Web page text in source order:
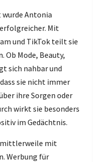
wurde Antonia
Mit
und TikTok teilt sie
Ob Mode, Beauty,
sich nahbar und
sie nicht immer
ihre Sorgen oder
wirkt sie besonders
im Gedächtnis.
mittlerweile mit
Werbung für